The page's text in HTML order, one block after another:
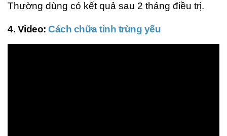
Thường dùng có kết quả sau 2 tháng điều trị.
4. Video: Cách chữa tinh trùng yếu